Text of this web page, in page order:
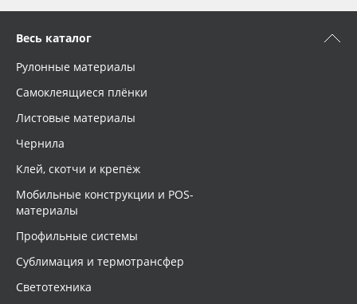
Весь каталог
Рулонные материалы
Самоклеящиеся плёнки
Листовые материалы
Чернила
Клей, скотчи и крепёж
Мобильные конструкции и POS-
материалы
Профильные системы
Сублимация и термотрансфер
Светотехника